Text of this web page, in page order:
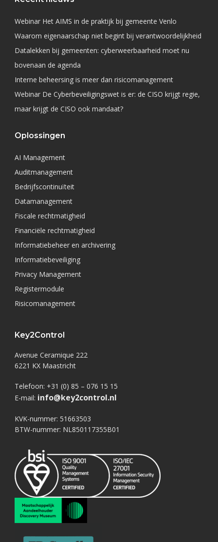
Webinar Het AIMS in de praktijk bij gemeente Venlo
Waarom eigenaarschap niet begint bij verantwoordelijkheid
Datalekken bij gemeenten: cyberweerbaarheid moet nu
bovenaan de agenda
Interne beheersing is meer dan risicomanagement
Webinar De Cyberbeveiligingswet is er: de CISO krijgt regie,
maar krijgt de CISO ook mandaat?
Oplossingen
AI Management
Auditmanagement
Bedrijfscontinuïteit
Datamanagement
Fiscale rechtmatigheid
Financiële rechtmatigheid
Informatiebeheer en archivering
Informatiebeveiliging
Privacy Management
Registermodule
Risicomanagement
Key2Control
Avenue Ceramique 222
6221 KX Maastricht
Telefoon: +31 (0) 85 – 076 15 15
E-mail: info@key2control.nl
KVK-nummer: 51663503
BTW-nummer: NL850117355B01